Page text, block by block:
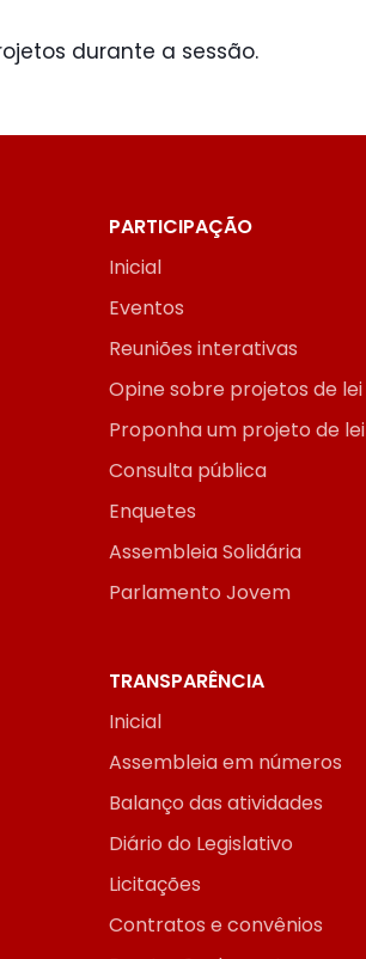
durante a sessão.
PARTICIPAÇÃO
Inicial
Eventos
Reuniões interativas
Opine sobre projetos de lei
Proponha um projeto de lei
Consulta pública
Enquetes
Assembleia Solidária
Parlamento Jovem
TRANSPARÊNCIA
Inicial
Assembleia em números
Balanço das atividades
Diário do Legislativo
Licitações
Contratos e convênios